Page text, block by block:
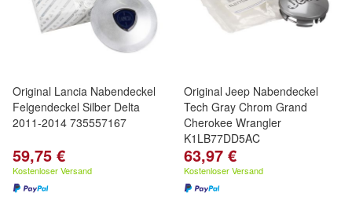
Original Lancia Nabendeckel
Felgendeckel Silber Delta
2011-2014 735557167
59,75 €
Kostenloser Versand
Original Jeep Nabendeckel
Tech Gray Chrom Grand
Cherokee Wrangler
K1LB77DD5AC
63,97 €
Kostenloser Versand